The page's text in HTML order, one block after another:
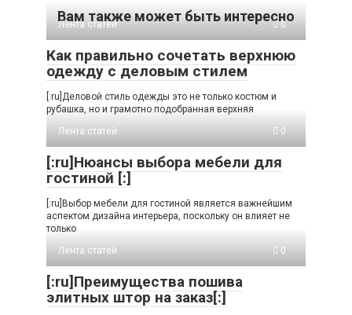
Вам также может быть интересно
Лента статей 0
Как правильно сочетать верхнюю
одежду с деловым стилем
[:ru]Деловой стиль одежды это не только костюм и
рубашка, но и грамотно подобранная верхняя
Лента статей
0
[:ru]Нюансы выбора мебели для
гостиной [:]
[:ru]Выбор мебели для гостиной является важнейшим
аспектом дизайна интерьера, поскольку он влияет не
только
Лента статей
0
[:ru]Преимущества пошива
элитных штор на заказ[:]